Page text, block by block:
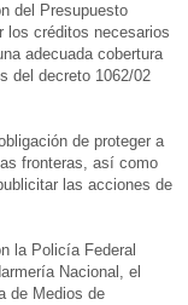
del Presupuesto
los créditos necesarios
adecuada cobertura
del decreto 1062/02
de proteger a
fronteras, así como
las acciones de
la Policía Federal
Nacional, el
de Medios de